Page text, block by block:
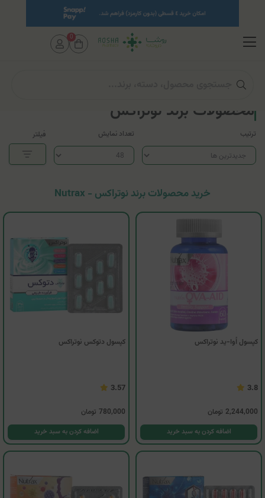
صفحه اصلی
محصولات برند نوتراکس
ترتیب تعداد نمایش فیلتر
خرید محصولات برند نوتراکس - Nutrax
کپسول اُوا-ید نوتراکس
3.8
2,244,000 تومان
اضافه کردن به سبد خرید
کپسول دتوکس نوتراکس
3.57
780,000 تومان
اضافه کردن به سبد خرید
0